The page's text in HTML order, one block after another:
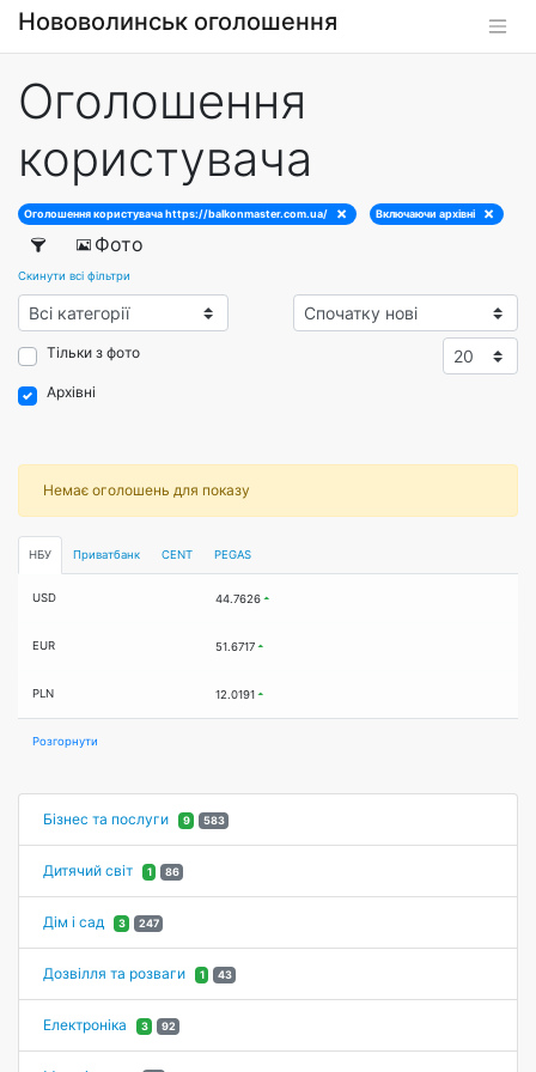
Нововолинськ оголошення
Оголошення
користувача
Оголошення користувача https://balkonmaster.com.ua/ Включаючи архівні
Фото
Скинути всі фільтри
Тільки з фото
Архівні
Немає оголошень для показу
НБУ Приватбанк CENT PEGAS
USD 44.7626
EUR 51.6717
PLN 12.0191
Розгорнути
Бізнес та послуги 9 583
Дитячий світ 1 86
Дім і сад 3 247
Дозвілля та розваги 1 43
Електроніка 3 92